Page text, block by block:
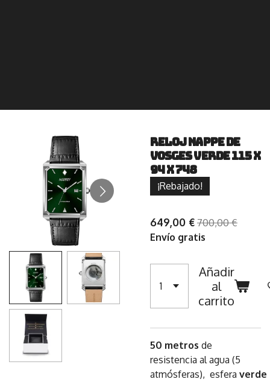
Reloj Nappe De
Vosges Verde 115 X
94 X 748
¡Rebajado!
649,00 €700,00 €
Envío gratis
Añadir
al
carrito
50 metros de
resistencia al agua (5
atmósferas), esfera verde